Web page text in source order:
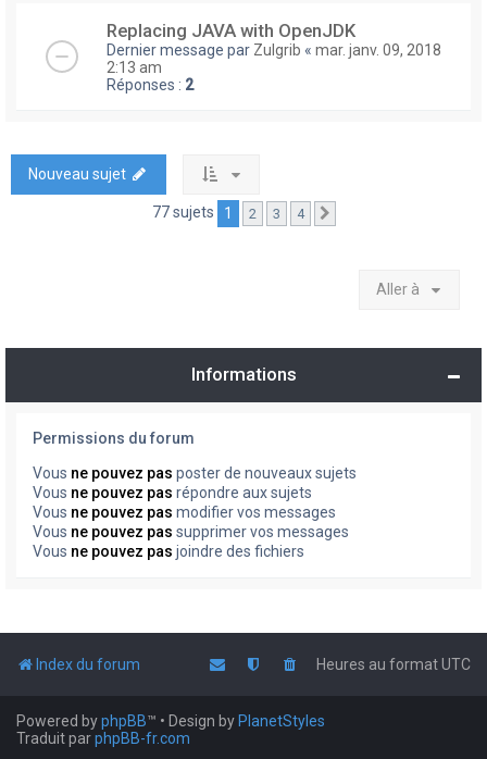
Replacing JAVA with OpenJDK
Dernier message par Zulgrib « mar. janv. 09, 2018
2:13 am
Réponses : 2
Nouveau sujet
77 sujets 1 2 3 4
Aller à
Informations
Permissions du forum
Vous ne pouvez pas poster de nouveaux sujets
Vous ne pouvez pas répondre aux sujets
Vous ne pouvez pas modifier vos messages
Vous ne pouvez pas supprimer vos messages
Vous ne pouvez pas joindre des fichiers
Index du forum Heures au formatUTC
Powered byphpBB™ • Design by PlanetStyles
Traduit parphpBB-fr.com